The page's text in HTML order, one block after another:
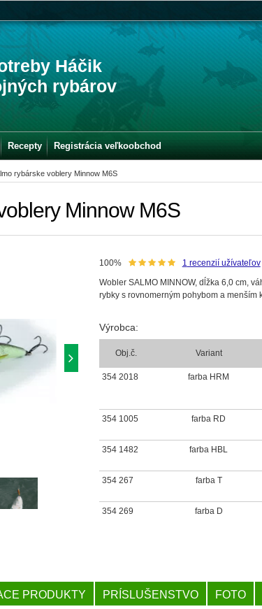
Háčik
rybárov
rybárske voblery Minnow M6S
Minnow M6S
100% 1 recenzií užívateľov
Wobler SALMO MINNOW, dĺžka 6,0 cm,
rybky s rovnomerným pohybom a menším
Výrobca:
Obj.č. Variant
354 2018
farba HRM
354 1005 farba RD
354 1482 farba HBL
354 267 farba T
354 269 farba D
PRODUKTY PRÍSLUŠENSTVO FOTO
Recepty Registrácia veľkoobchod